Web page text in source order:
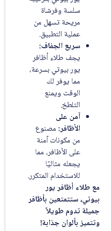
سلسة وفرشاة
مريحة تسهل من
عملية التطبيق.
سريع الجفاف:
يجف طلاء أظافر
يور بيوتي بسرعة،
مما يوفر لك
الوقت ويمنع
التلطخ.
آمن على
الأظافر:مصنوع
من مكونات آمنة
على الأظافر، مما
يجعله مثاليًا
للاستخدام المتكرر.
مع طلاء أظافر يور
بيوتي، ستتمتعين بأظافر
جميلة تدوم طويلاً
وتتميز بألوان جذابة!